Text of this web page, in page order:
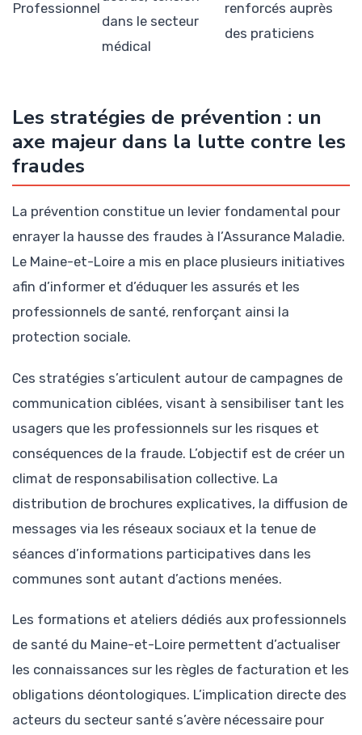
Professionnel
dans le secteur
médical
renforcés auprès
des praticiens
Les stratégies de prévention : un
axe majeur dans la lutte contre les
fraudes
La prévention constitue un levier fondamental pour
enrayer la hausse des fraudes à l’Assurance Maladie.
Le Maine-et-Loire a mis en place plusieurs initiatives
afin d’informer et d’éduquer les assurés et les
professionnels de santé, renforçant ainsi la
protection sociale.
Ces stratégies s’articulent autour de campagnes de
communication ciblées, visant à sensibiliser tant les
usagers que les professionnels sur les risques et
conséquences de la fraude. L’objectif est de créer un
climat de responsabilisation collective. La
distribution de brochures explicatives, la diffusion de
messages via les réseaux sociaux et la tenue de
séances d’informations participatives dans les
communes sont autant d’actions menées.
Les formations et ateliers dédiés aux professionnels
de santé du Maine-et-Loire permettent d’actualiser
les connaissances sur les règles de facturation et les
obligations déontologiques. L’implication directe des
acteurs du secteur santé s’avère nécessaire pour